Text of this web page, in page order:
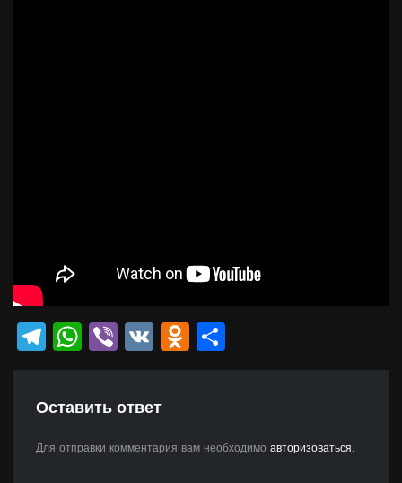
Telegram
WhatsApp
Viber
VK Odnoklassniki
Оставить ответ
Для отправки комментария вам необходимо авторизоваться.